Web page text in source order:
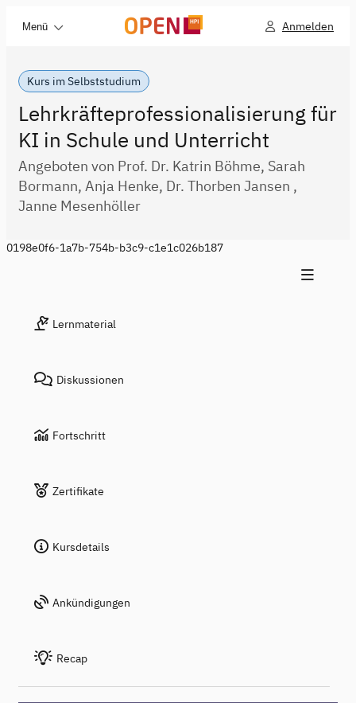
Menü Anmelden
Kurs im Selbststudium
Lehrkräfteprofessionalisierung für
KI in Schule und Unterricht
Angeboten von Prof. Dr. Katrin Böhme, Sarah
Bormann, Anja Henke, Dr. Thorben Jansen ,
Janne Mesenhöller
0198e0f6-1a7b-754b-b3c9-c1e1c026b187
Lernmaterial
Diskussionen
Fortschritt
Zertifikate
Kursdetails
Ankündigungen
Recap